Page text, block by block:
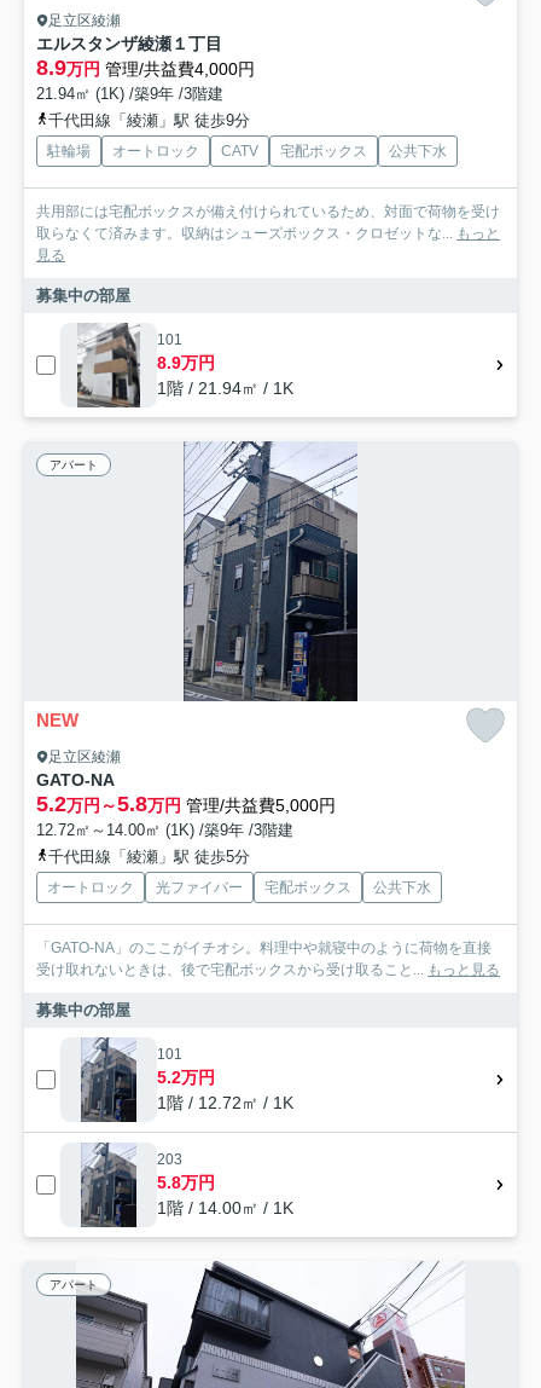
足立区綾瀬
エルスタンザ綾瀬１丁目
8.9万円 管理/共益費4,000円
21.94㎡ (1K) /築9年 /3階建
千代田線「綾瀬」駅 徒歩9分
駐輪場 オートロック CATV 宅配ボックス 公共下水
共用部には宅配ボックスが備え付けられているため、対面で荷物を受け
取らなくて済みます。収納はシューズボックス・クロゼットな... もっと
見る
募集中の部屋
101
8.9万円
1階 / 21.94㎡ / 1K
アパート
NEW
足立区綾瀬
GATO-NA
5.2万円～5.8万円 管理/共益費5,000円
12.72㎡～14.00㎡ (1K) /築9年 /3階建
千代田線「綾瀬」駅 徒歩5分
オートロック 光ファイバー 宅配ボックス 公共下水
「GATO-NA」のここがイチオシ。料理中や就寝中のように荷物を直接
受け取れないときは、後で宅配ボックスから受け取ること... もっと見る
募集中の部屋
101
5.2万円
1階 / 12.72㎡ / 1K
203
5.8万円
1階 / 14.00㎡ / 1K
アパート